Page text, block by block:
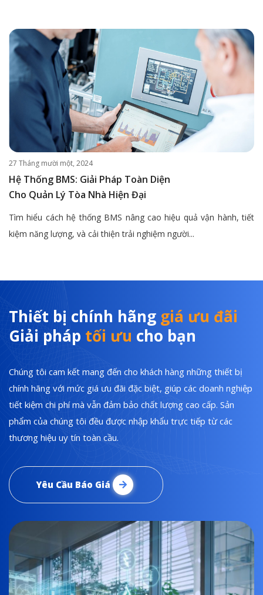
27 Tháng mười một, 2024
Hệ Thống BMS: Giải Pháp Toàn Diện
Cho Quản Lý Tòa Nhà Hiện Đại
Tìm hiểu cách hệ thống BMS nâng cao hiệu quả vận hành, tiết
kiệm năng lượng, và cải thiện trải nghiệm người...
Thiết bị chính hãng giá ưu đãi
Giải pháp tối ưu cho bạn
Chúng tôi cam kết mang đến cho khách hàng những thiết bị
chính hãng với mức giá ưu đãi đặc biệt, giúp các doanh nghiệp
tiết kiệm chi phí mà vẫn đảm bảo chất lượng cao cấp. Sản
phẩm của chúng tôi đều được nhập khẩu trực tiếp từ các
thương hiệu uy tín toàn cầu.
Yêu Cầu Báo Giá